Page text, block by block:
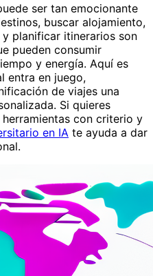
ser tan emocionante
buscar alojamiento,
planificar itinerarios son
pueden consumir
y energía. Aquí es
entra en juego,
de viajes una
Si quieres
con criterio y
en IA te ayuda a dar